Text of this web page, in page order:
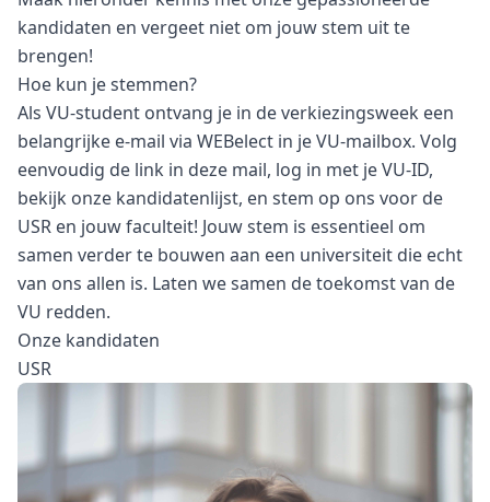
kandidaten en vergeet niet om jouw stem uit te
brengen!
Hoe kun je stemmen?
Als VU-student ontvang je in de verkiezingsweek een
belangrijke e-mail via WEBelect in je VU-mailbox. Volg
eenvoudig de link in deze mail, log in met je VU-ID,
bekijk onze kandidatenlijst, en stem op ons voor de
USR en jouw faculteit! Jouw stem is essentieel om
samen verder te bouwen aan een universiteit die echt
van ons allen is. Laten we samen de toekomst van de
VU redden.
Onze kandidaten
USR